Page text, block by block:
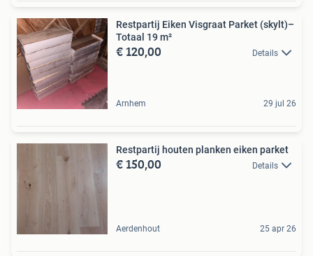
Restpartij Eiken Visgraat Parket (skylt)–
Totaal 19 m²
€ 120,00 Details
Arnhem 29 jul 26
Restpartij houten planken eiken parket
€ 150,00 Details
Aerdenhout 25 apr 26